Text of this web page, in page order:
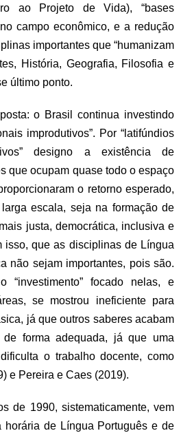
ao Projeto de Vida), “bases
campo econômico, e a redução
importantes que “humanizam
História, Geografia, Filosofia e
último ponto.
o Brasil continua investindo
improdutivos”. Por “latifúndios
designo a existência de
que ocupam quase todo o espaço
o retorno esperado,
escala, seja na formação de
justa, democrática, inclusiva e
isso, que as disciplinas de Língua
não sejam importantes, pois são.
focado nelas, e
se mostrou ineficiente para
já que outros saberes acabam
de forma adequada, já que uma
o trabalho docente, como
e Pereira e Caes (2019).
de 1990, sistematicamente, vem
horária de Língua Português e de